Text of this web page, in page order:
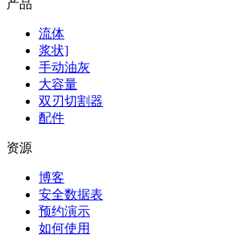
产品
流体
浆状]
手动油灰
大容量
双刃切割器
配件
资源
博客
安全数据表
预约演示
如何使用